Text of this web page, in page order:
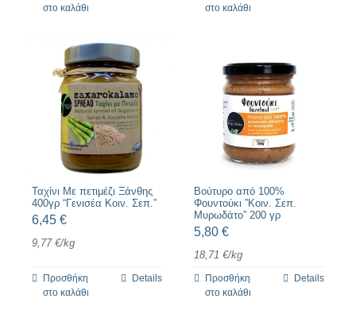
στο καλάθι
στο καλάθι
Ταχίνι Με πετιμέζι Ξάνθης
400γρ “Γενισέα Κοιν. Σεπ.”
6,45 €
9,77 €/kg
Προσθήκη
στο καλάθι
Details
Βούτυρο από 100%
Φουντούκι ”Κοιν. Σεπ.
Μυρωδάτο” 200 γρ
5,80 €
18,71 €/kg
Προσθήκη
στο καλάθι
Details